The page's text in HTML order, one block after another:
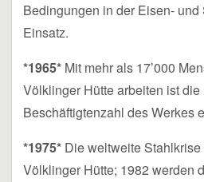
Bedingungen in der Eisen-
Einsatz.
*1965* Mit mehr als 17’000
Völklinger Hütte arbeiten ist die
Beschäftigtenzahl des Werkes
*1975* Die weltweite
Völklinger Hütte; 1982 werden